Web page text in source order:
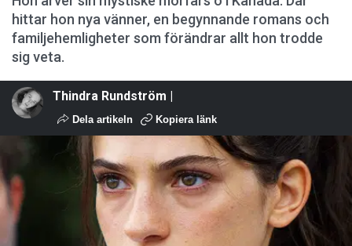
hittar hon nya vänner, en begynnande romans och
familjehemligheter som förändrar allt hon trodde
sig veta.
Thindra Rundström |
Dela artikeln Kopiera länk